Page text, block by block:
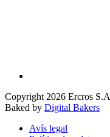
Copyright 2026 Ercros S.A
Baked by Digital Bakers
Avís legal